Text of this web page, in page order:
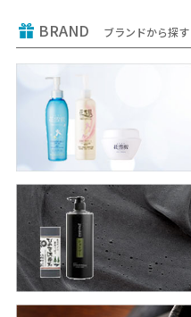
BRAND ブランドから探す